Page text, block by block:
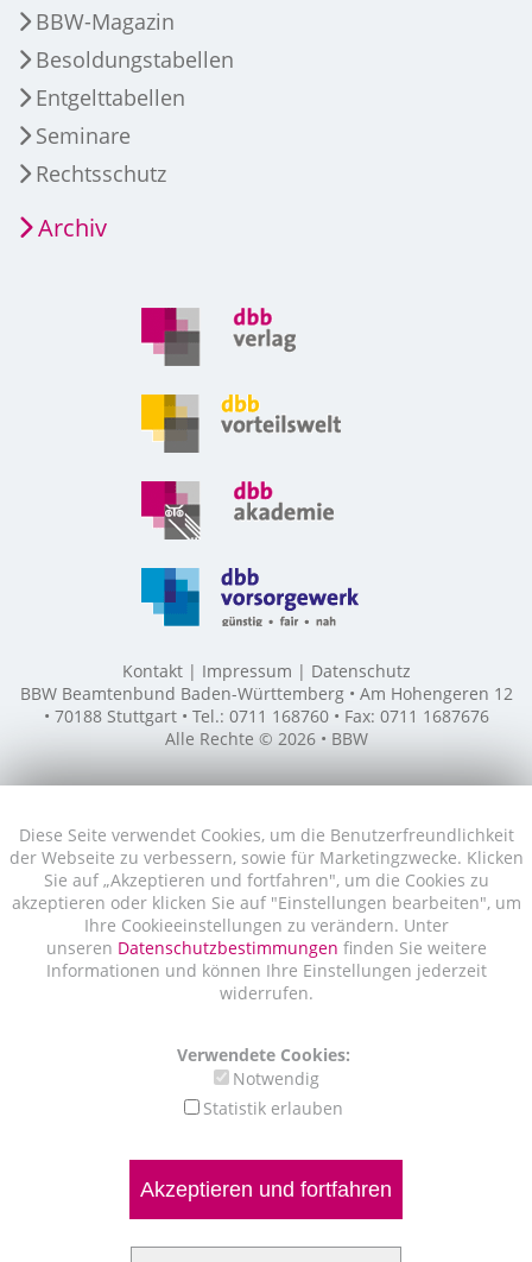
Diese Seite verwendet Cookies, um die Benutzerfreundlichkeit
der Webseite zu verbessern, sowie für Marketingzwecke. Klicken
Sie auf „Akzeptieren und fortfahren", um die Cookies zu
akzeptieren oder klicken Sie auf "Einstellungen bearbeiten", um
Ihre Cookieeinstellungen zu verändern. Unter
unseren Datenschutzbestimmungen finden Sie weitere
Informationen und können Ihre Einstellungen jederzeit
widerrufen.
Verwendete Cookies:
Notwendig
Statistik erlauben
Akzeptieren und fortfahren
BBW-Magazin
Besoldungstabellen
Entgelttabellen
Seminare
Rechtsschutz
Archiv
Kontakt Impressum
Datenschutz
BBW Beamtenbund Baden-Württemberg • Am Hohengeren 12
• 70188 Stuttgart • Tel.: 0711 168760 • Fax: 0711 1687676
Alle Rechte © 2026 • BBW